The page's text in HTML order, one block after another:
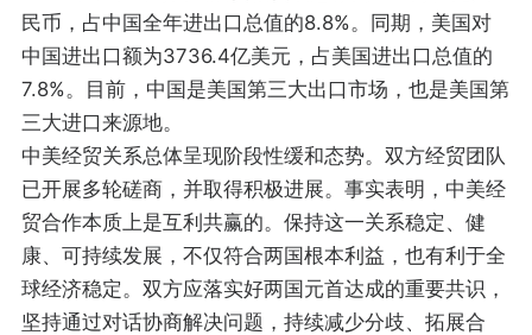
民币，占中国全年进出口总值的8.8%。同期，美国对
中国进出口额为3736.4亿美元，占美国进出口总值的
7.8%。目前，中国是美国第三大出口市场，也是美国第
三大进口来源地。
中美经贸关系总体呈现阶段性缓和态势。双方经贸团队
已开展多轮磋商，并取得积极进展。事实表明，中美经
贸合作本质上是互利共赢的。保持这一关系稳定、健
康、可持续发展，不仅符合两国根本利益，也有利于全
球经济稳定。双方应落实好两国元首达成的重要共识，
坚持通过对话协商解决问题，持续减少分歧、拓展合